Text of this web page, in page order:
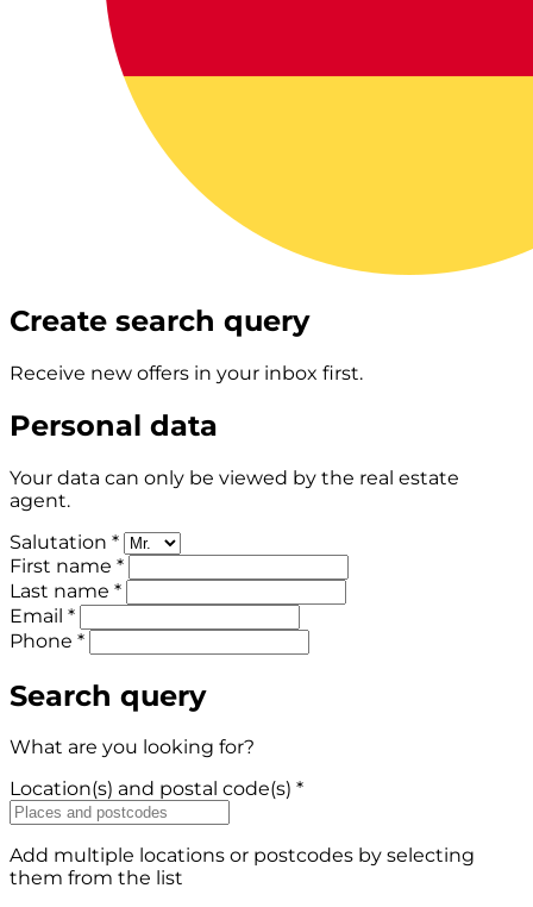
Create search query
Receive new offers in your inbox first.
Personal data
Your data can only be viewed by the real estate
agent.
Salutation *
First name *
Last name *
Email *
Phone *
Search query
What are you looking for?
Location(s) and postal code(s) *
Add multiple locations or postcodes by selecting
them from the list